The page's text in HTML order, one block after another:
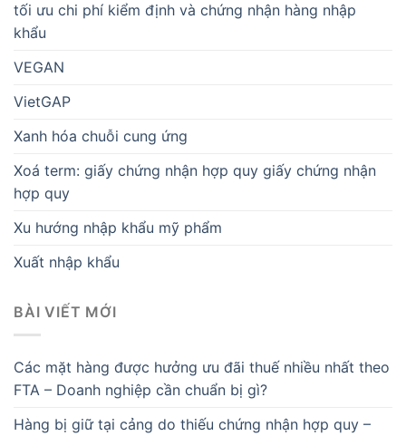
tối ưu chi phí kiểm định và chứng nhận hàng nhập
khẩu
VEGAN
VietGAP
Xanh hóa chuỗi cung ứng
Xoá term: giấy chứng nhận hợp quy giấy chứng nhận
hợp quy
Xu hướng nhập khẩu mỹ phẩm
Xuất nhập khẩu
BÀI VIẾT MỚI
Các mặt hàng được hưởng ưu đãi thuế nhiều nhất theo
FTA – Doanh nghiệp cần chuẩn bị gì?
Hàng bị giữ tại cảng do thiếu chứng nhận hợp quy –